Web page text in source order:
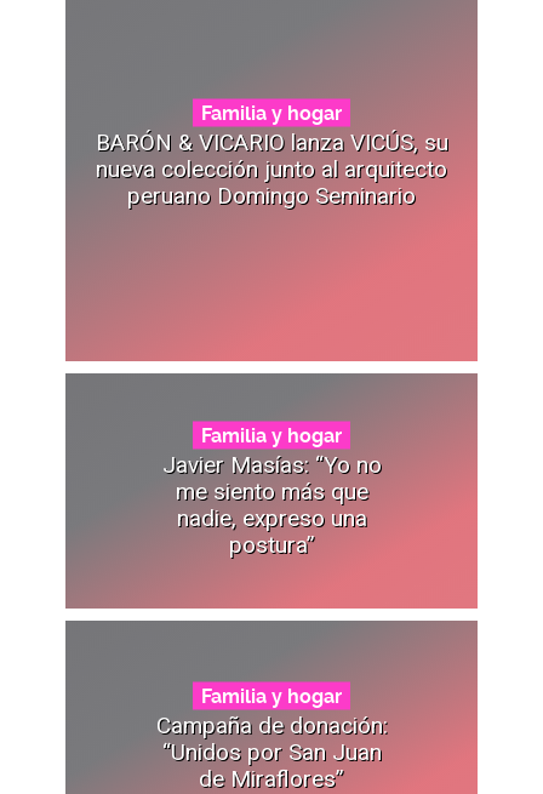
Familia y hogar
BARÓN & VICARIO lanza VICÚS, su
nueva colección junto al arquitecto
peruano Domingo Seminario
Familia y hogar
Javier Masías: “Yo no
me siento más que
nadie, expreso una
postura”
Familia y hogar
Campaña de donación:
“Unidos por San Juan
de Miraflores”